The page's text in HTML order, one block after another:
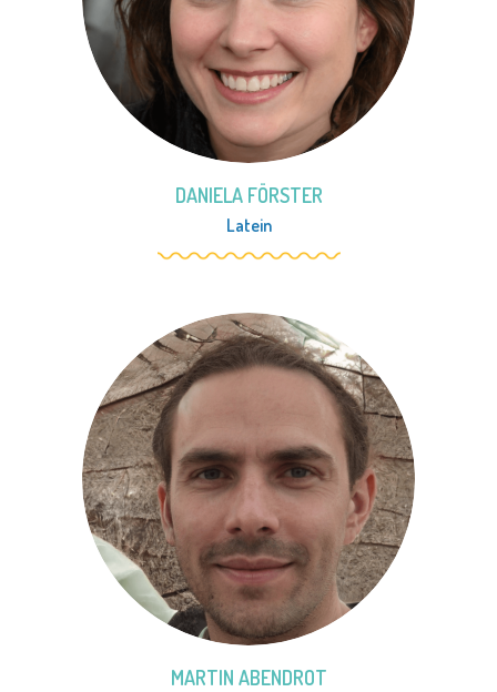
DANIELA FÖRSTER
Latein
MARTIN ABENDROT